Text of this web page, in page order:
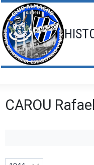
Saltar
al
contenido
CAROU Rafael